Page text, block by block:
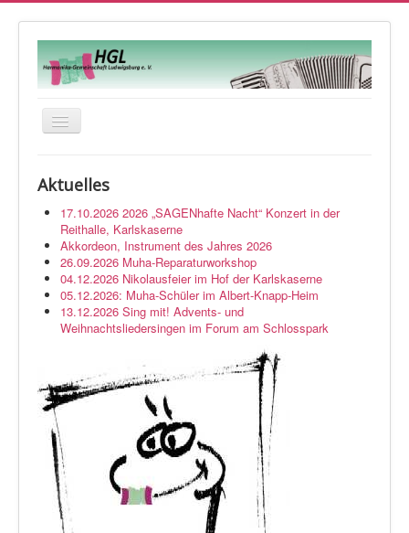
Navigation
an/aus
Veranstaltungen
Orchester
Musikwerkstatt
Über uns
Kontakt
Login
Aktuelles
17.10.2026 2026 „SAGENhafte Nacht“ Konzert in der
Reithalle, Karlskaserne
Akkordeon, Instrument des Jahres 2026
26.09.2026 Muha-Reparaturworkshop
04.12.2026 Nikolausfeier im Hof der Karlskaserne
05.12.2026: Muha-Schüler im Albert-Knapp-Heim
13.12.2026 Sing mit! Advents- und
Weihnachtsliedersingen im Forum am Schlosspark